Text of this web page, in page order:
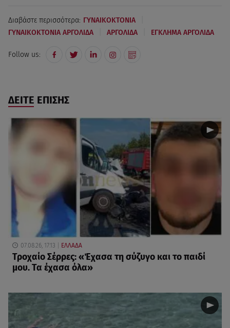
Διαβάστε περισσότερα: ΓΥΝΑΙΚΟΚΤΟΝΙΑ
ΓΥΝΑΙΚΟΚΤΟΝΙΑ ΑΡΓΟΛΙΔΑ ΑΡΓΟΛΙΔΑ ΕΓΚΛΗΜΑ ΑΡΓΟΛΙΔΑ
Follow us:
ΔΕΙΤΕ ΕΠΙΣΗΣ
07.08.26, 17:13 ΕΛΛΑΔΑ
Τροχαίο Σέρρες: «Έχασα τη σύζυγο και το παιδί
μου. Τα έχασα όλα»